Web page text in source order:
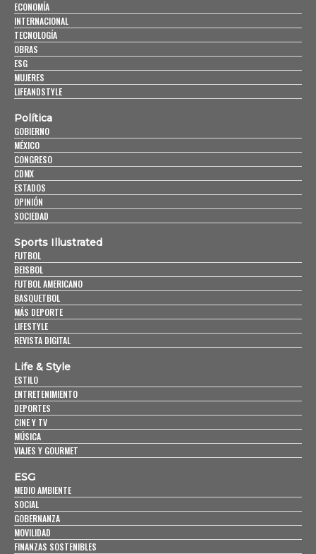
ECONOMÍA
INTERNACIONAL
TECNOLOGÍA
OBRAS
ESG
MUJERES
LIFEANDSTYLE
Política
GOBIERNO
MÉXICO
CONGRESO
CDMX
ESTADOS
OPINIÓN
SOCIEDAD
Sports Illustrated
FUTBOL
BEISBOL
FUTBOL AMERICANO
BASQUETBOL
MÁS DEPORTE
LIFESTYLE
REVISTA DIGITAL
Life & Style
ESTILO
ENTRETENIMIENTO
DEPORTES
CINE Y TV
MÚSICA
VIAJES Y GOURMET
ESG
MEDIO AMBIENTE
SOCIAL
GOBERNANZA
MOVILIDAD
FINANZAS SOSTENIBLES